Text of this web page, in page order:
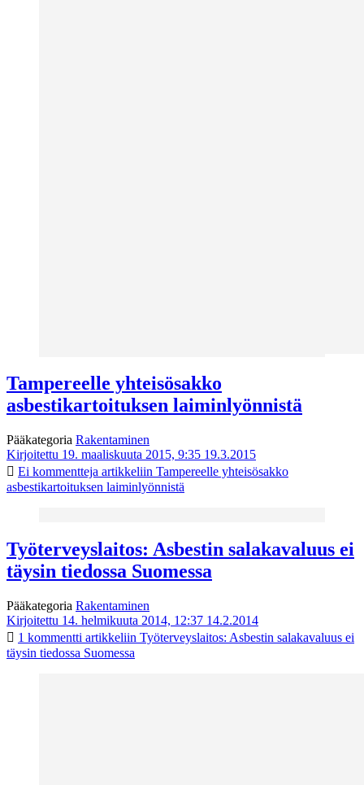
Tampereelle yhteisösakko
asbestikartoituksen laiminlyönnistä
Pääkategoria Rakentaminen
Kirjoitettu 19. maaliskuuta 2015, 9:35 19.3.2015
Ei kommentteja artikkeliin Tampereelle yhteisösakko
asbestikartoituksen laiminlyönnistä
Työterveyslaitos: Asbestin salakavaluus ei
täysin tiedossa Suomessa
Pääkategoria Rakentaminen
Kirjoitettu 14. helmikuuta 2014, 12:37 14.2.2014
1 kommentti artikkeliin Työterveyslaitos: Asbestin salakavaluus ei
täysin tiedossa Suomessa